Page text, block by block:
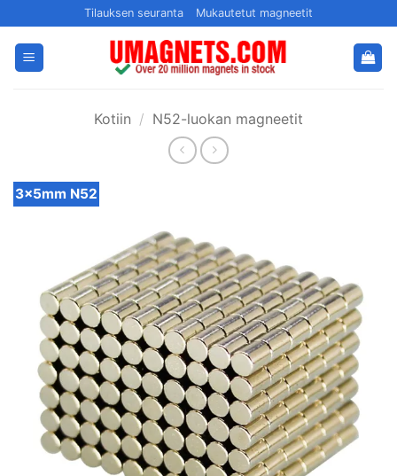
sisältöön
Tilauksen seuranta Mukautetut magneetit
Kotiin / N52-luokan magneetit
3x5mm N52